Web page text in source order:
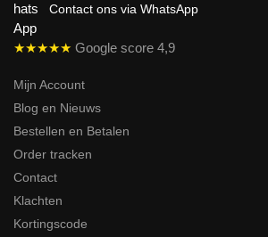
Contact ons via WhatsApp
★★★★★ Google score 4,9
Mijn Account
Blog en Nieuws
Bestellen en Betalen
Order tracken
Contact
Klachten
Kortingscode